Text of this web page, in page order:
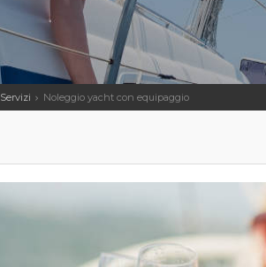
Servizi Noleggio yacht con equipaggio